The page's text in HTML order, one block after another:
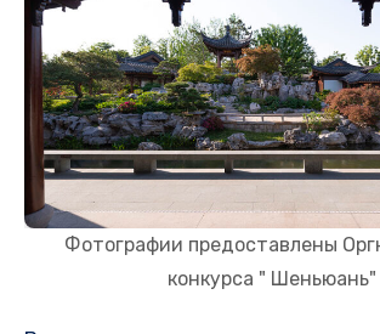
Фотографии предоставлены
конкурса " Шеньюань"